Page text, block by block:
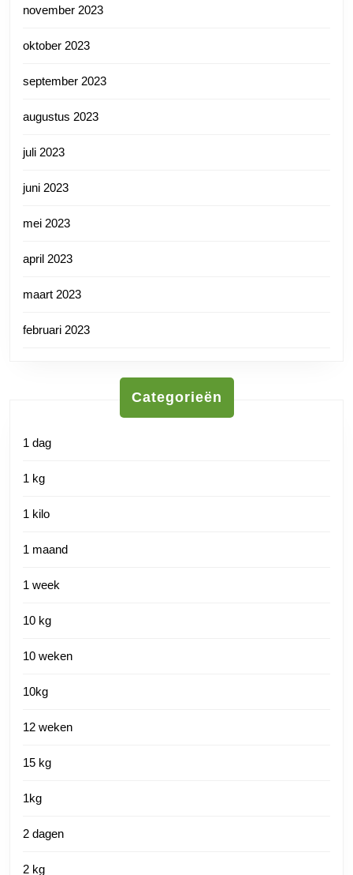
november 2023
oktober 2023
september 2023
augustus 2023
juli 2023
juni 2023
mei 2023
april 2023
maart 2023
februari 2023
Categorieën
1 dag
1 kg
1 kilo
1 maand
1 week
10 kg
10 weken
10kg
12 weken
15 kg
1kg
2 dagen
2 kg